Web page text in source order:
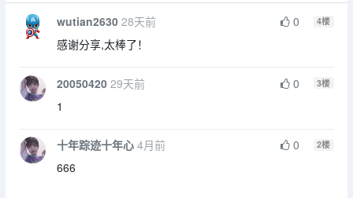
wutian2630 28天前 0 4楼
感谢分享,太棒了！
20050420 29天前 0 3楼
1
十年踪迹十年心 4月前 0 2楼
666